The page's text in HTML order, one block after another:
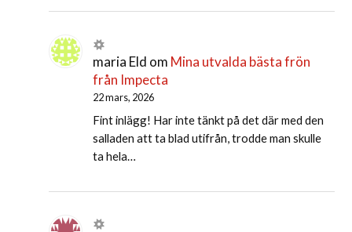
maria Eld om Mina utvalda bästa frön
från Impecta
22 mars, 2026
Fint inlägg! Har inte tänkt på det där med den
salladen att ta blad utifrån, trodde man skulle
ta hela…